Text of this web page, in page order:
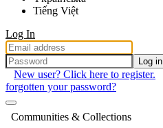
Tiếng Việt
Log In
Log in
New user? Click here to register.
forgotten your password?
Communities & Collections